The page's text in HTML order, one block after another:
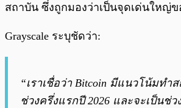
สถาบัน ซึ่งถูกมองว่าเป็นจุดเด่นใหญ่ข
Grayscale ระบุชัดว่า:
“เราเชื่อว่า Bitcoin มีแนวโน้มทำ
ช่วงครึ่งแรกปี 2026 และจะเป็นช่